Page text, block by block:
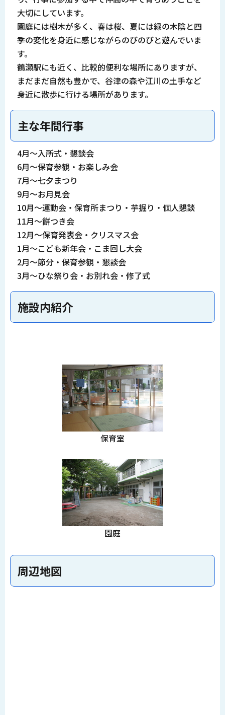
大切にしています。
園庭には樹木が多く、春は桜、夏には緑の木陰と四
季の変化を身近に感じながらのびのびと遊んでいま
す。
鶴瀬駅にも近く、比較的便利な場所にありますが、
まだまだ自然も豊かで、谷津の森や江川の土手など
身近に散歩に行ける場所があります。
主な年間行事
4月～入所式・懇談会
6月～保育参観・お楽しみ会
7月～七夕まつり
9月～お月見会
10月～運動会・保育所まつり・芋掘り・個人懇談
11月～餅つき会
12月～保育発表会・クリスマス会
1月～こども新年会・こま回し大会
2月～節分・保育参観・懇談会
3月～ひな祭り会・お別れ会・修了式
施設内紹介
保育室
園庭
周辺地図